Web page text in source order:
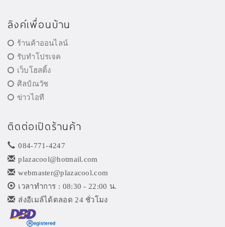
ลิงค์เพื่อนบ้าน
ร้านค้าออนไลน์
รับทำโปรเจค
เว็บโฮสติ้ง
ศิลป์ณวัช
ข่าวไอที
ติดต่อเปิดร้านค้า
084-771-4247
plazacool@hotmail.com
webmaster@plazacool.com
เวลาทำการ : 08:30 - 22:00 น.
ส่งอีเมล์ได้ตลอด 24 ชั่วโมง